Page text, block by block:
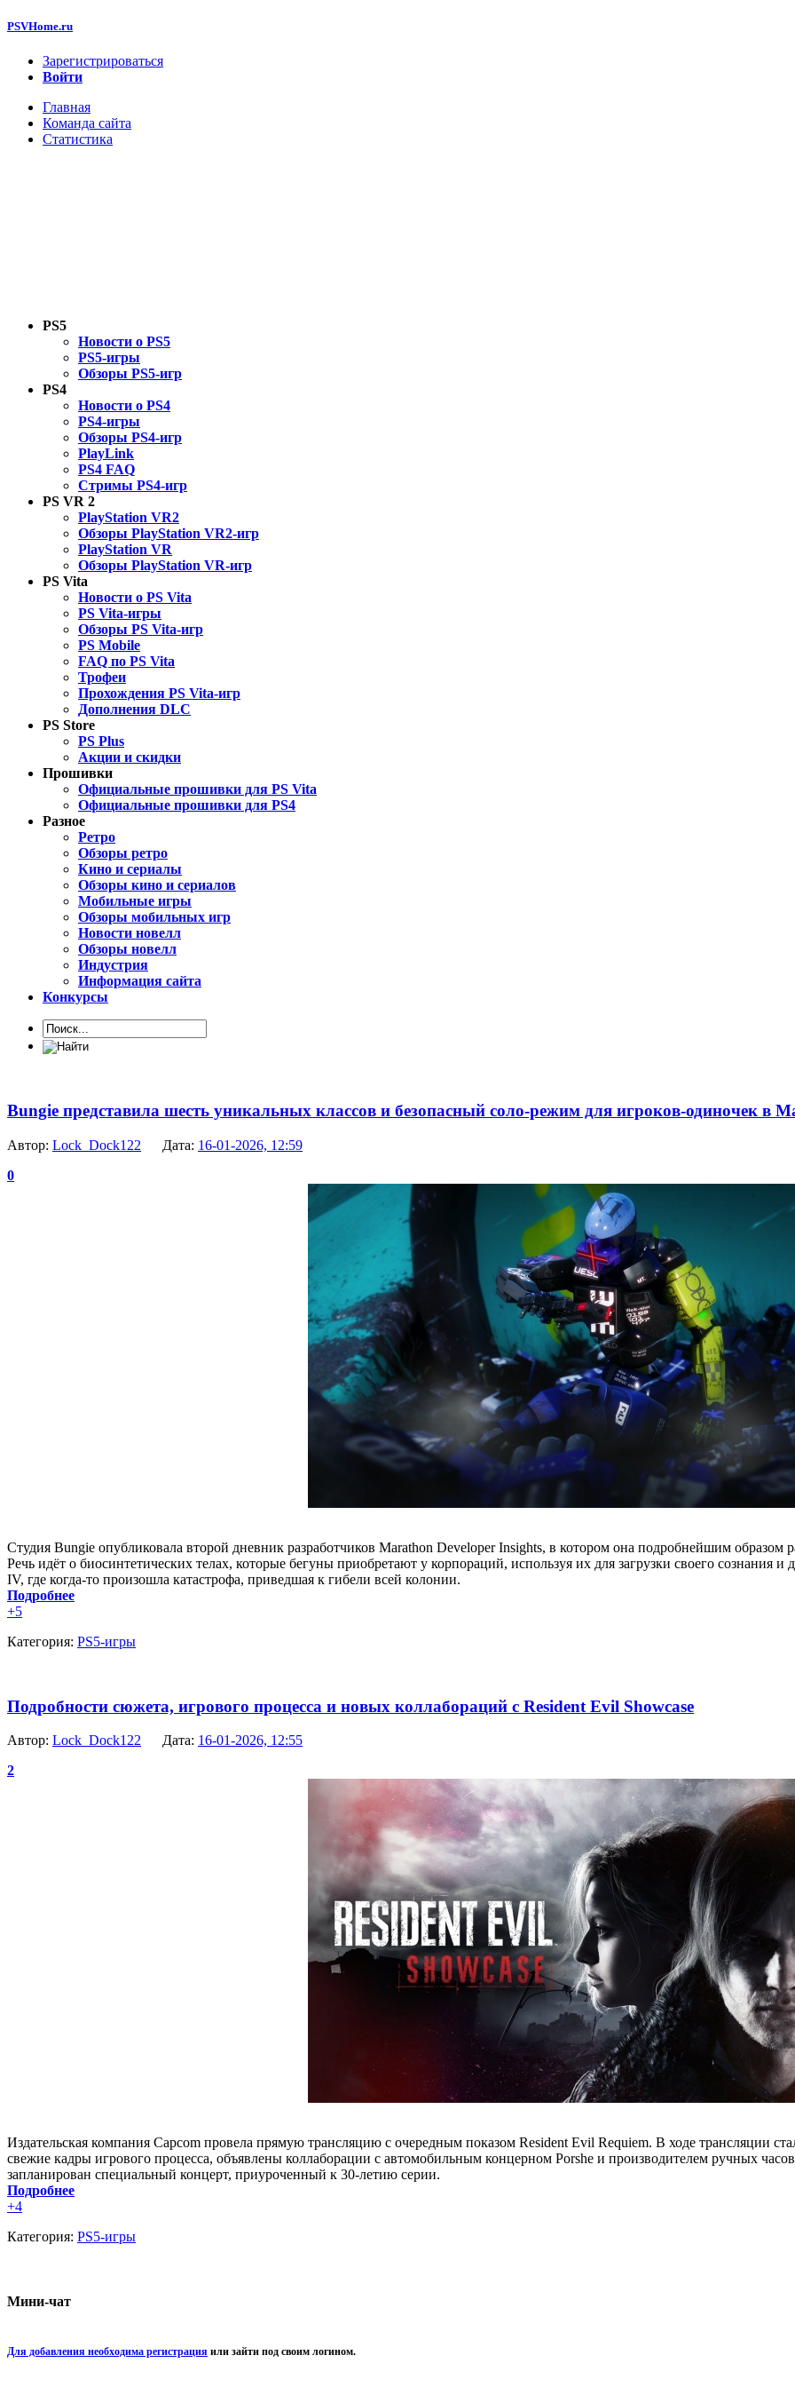
PSVHome.ru
Зарегистрироваться
Войти
Главная
Команда сайта
Статистика
PS5
Новости о PS5
PS5-игры
Обзоры PS5-игр
PS4
Новости о PS4
PS4-игры
Обзоры PS4-игр
PlayLink
PS4 FAQ
Стримы PS4-игр
PS VR 2
PlayStation VR2
Обзоры PlayStation VR2-игр
PlayStation VR
Обзоры PlayStation VR-игр
PS Vita
Новости о PS Vita
PS Vita-игры
Обзоры PS Vita-игр
PS Mobile
FAQ по PS Vita
Трофеи
Прохождения PS Vita-игр
Дополнения DLC
PS Store
PS Plus
Акции и скидки
Прошивки
Официальные прошивки для PS Vita
Официальные прошивки для PS4
Разное
Ретро
Обзоры ретро
Кино и сериалы
Обзоры кино и сериалов
Мобильные игры
Обзоры мобильных игр
Новости новелл
Обзоры новелл
Индустрия
Информация сайта
Конкурсы
Bungie представила шесть уникальных классов и безопасный соло-режим для игроков-одиночек в
Автор: Lock_Dock122 Дата: 16-01-2026, 12:59
0
Студия Bungie опубликовала второй дневник разработчиков Marathon Developer Insights, в котором она подробнейшим образом
Речь идёт о биосинтетических телах, которые бегуны приобретают у корпораций, используя их для загрузки своего сознания
IV, где когда-то произошла катастрофа, приведшая к гибели всей колонии.
Подробнее
+5
Категория: PS5-игры
Подробности сюжета, игрового процесса и новых коллабораций с Resident Evil Showcase
Автор: Lock_Dock122 Дата: 16-01-2026, 12:55
2
Издательская компания Capcom провела прямую трансляцию с очередным показом Resident Evil Requiem. В ходе трансляции
свежие кадры игрового процесса, объявлены коллаборации с автомобильным концерном Porshe и производителем ручных
запланирован специальный концерт, приуроченный к 30-летию серии.
Подробнее
+4
Категория: PS5-игры
Мини-чат
Для добавления необходима регистрация или зайти под своим логином.